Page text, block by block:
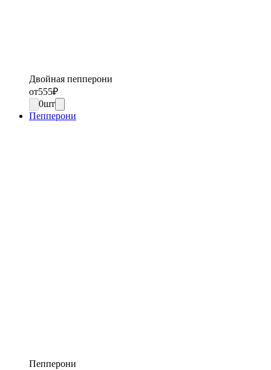
Двойная пепперони
от555₽
0шт
Пепперони
Пепперони